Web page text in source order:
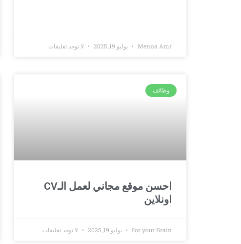
Menna Amr يوليو 19, 2025 لا توجد تعليقات
وظائف
احسن موقع مجاني لعمل الـCV
اونلاين
For your Brain يوليو 19, 2025 لا توجد تعليقات